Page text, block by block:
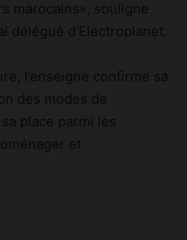
marocains», souligne
délégué d’Electroplanet.
l’enseigne confirme sa
des modes de
place parmi les
et